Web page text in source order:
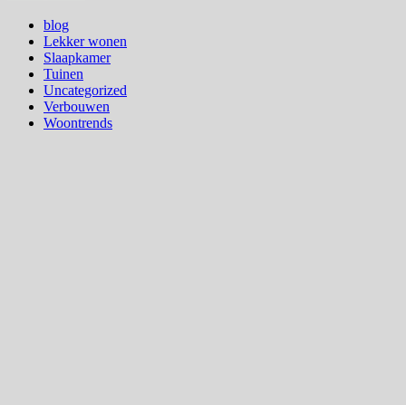
blog
Lekker wonen
Slaapkamer
Tuinen
Uncategorized
Verbouwen
Woontrends